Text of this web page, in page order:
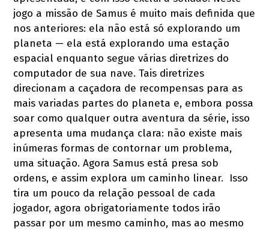
jogo a missão de Samus é muito mais definida que
nos anteriores: ela não está só explorando um
planeta — ela está explorando uma estação
espacial enquanto segue várias diretrizes do
computador de sua nave. Tais diretrizes
direcionam a caçadora de recompensas para as
mais variadas partes do planeta e, embora possa
soar como qualquer outra aventura da série, isso
apresenta uma mudança clara: não existe mais
inúmeras formas de contornar um problema,
uma situação. Agora Samus está presa sob
ordens, e assim explora um caminho linear. Isso
tira um pouco da relação pessoal de cada
jogador, agora obrigatoriamente todos irão
passar por um mesmo caminho, mas ao mesmo